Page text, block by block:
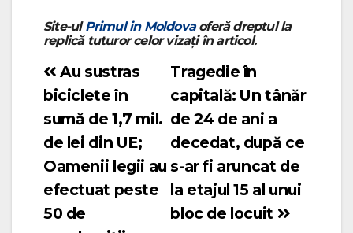
Site-ulPrimul in Moldovaoferă dreptul la
replică tuturor celor vizați în articol.
Navigare
în
articole
Tragedie în
capitală: Un tânăr
de 24 de ani a
decedat, după ce
s-ar fi aruncat de
la etajul 15 al unui
bloc de locuit
Au sustras
biciclete în
sumă de 1,7 mil.
de lei din UE;
Oamenii legii au
efectuat peste
50 de